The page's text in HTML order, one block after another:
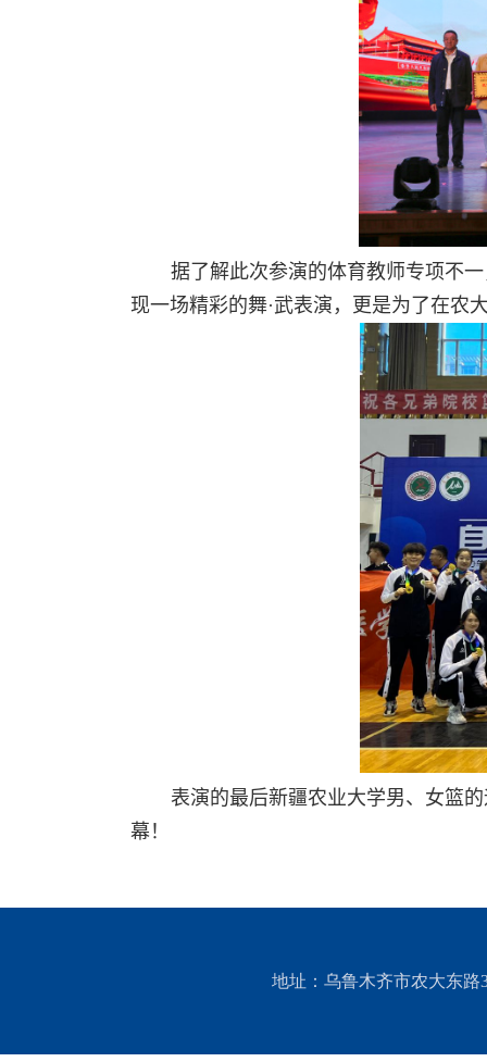
据了解此次参演的体育教师专项不
现一场精彩的舞·武表演，更是为了在农
表演的最后新疆农业大学男、女篮
幕！
地址：乌鲁木齐市农大东路